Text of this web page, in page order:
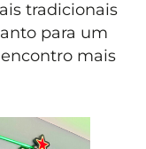
tradicionais
para um
mais